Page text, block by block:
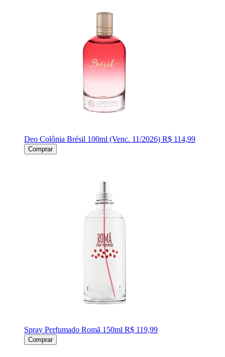
Deo Colônia Brésil 100ml (Venc. 11/2026) R$ 114,99
Comprar
Spray Perfumado Romã 150ml R$ 119,99
Comprar